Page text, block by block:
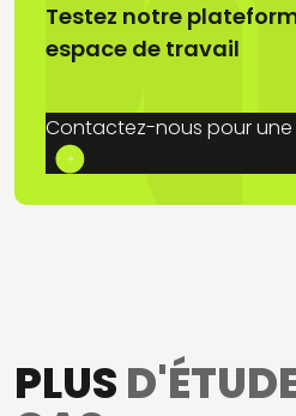
Testez notre
espace de travail
Contactez-nous pour
PLUS